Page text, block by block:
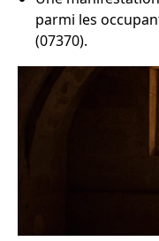
parmi les
(07370).